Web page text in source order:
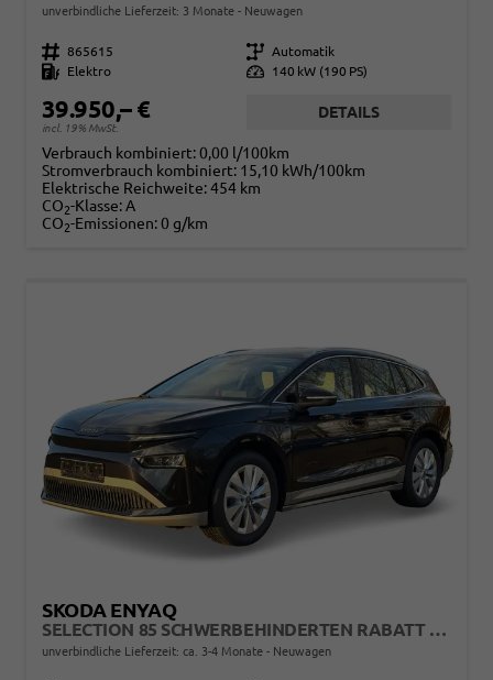
unverbindliche Lieferzeit: 3 Monate Neuwagen
Fahrzeugnr. 865615 Getriebe Automatik
Kraftstoff
Elektro Leistung 140 kW (190 PS)
39.950,– €
incl. 19% MwSt.
DETAILS
Verbrauch kombiniert:0,00 l/100km
Stromverbrauch kombiniert: 15,10 kWh/100km
Elektrische Reichweite:454 km
CO2-Klasse:A
CO2-Emissionen:0 g/km
SKODA ENYAQ
SELECTION 85 SCHWERBEHINDERTEN RABATT - GDB 50% FÖRDERFÄHIG
unverbindliche Lieferzeit: ca. 3-4 Monate Neuwagen